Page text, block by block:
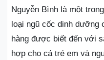
Nguyễn Bình là một
loại ngũ cốc dinh dưỡng
hàng được biết đến với
hợp cho cả trẻ em và